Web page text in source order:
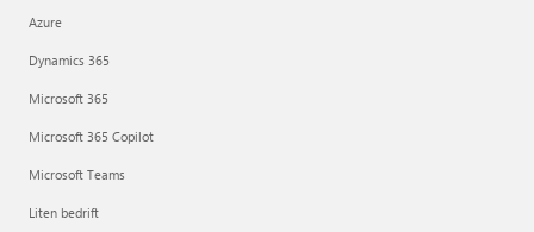
Azure
Dynamics 365
Microsoft 365
Microsoft 365 Copilot
Microsoft Teams
Liten bedrift